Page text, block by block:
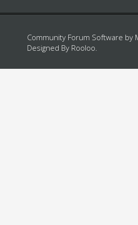
Community Forum Software by
Designed By Rooloo.